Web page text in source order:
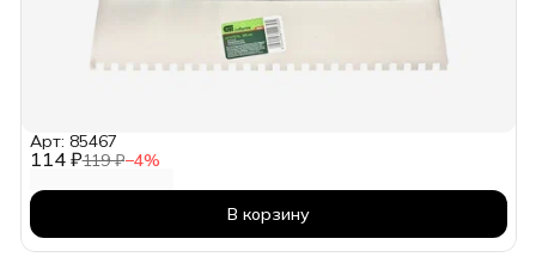
114 ₽119 ₽−4%
Арт: 85467
В корзину